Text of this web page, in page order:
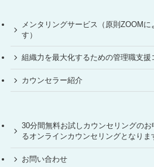
メンタリングサービス（原則ZOOMに
す）
組織力を最大化するための管理職支援
カウンセラー紹介
30分間無料お試しカウンセリングの
るオンラインカウンセリングとなりま
お問い合わせ